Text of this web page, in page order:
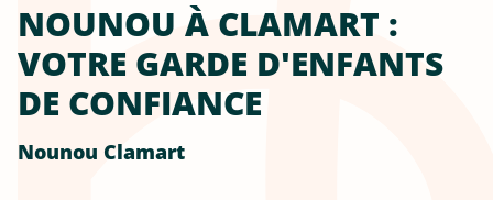
NOUNOU À CLAMART :
VOTRE GARDE D'ENFANTS
DE CONFIANCE
Nounou Clamart